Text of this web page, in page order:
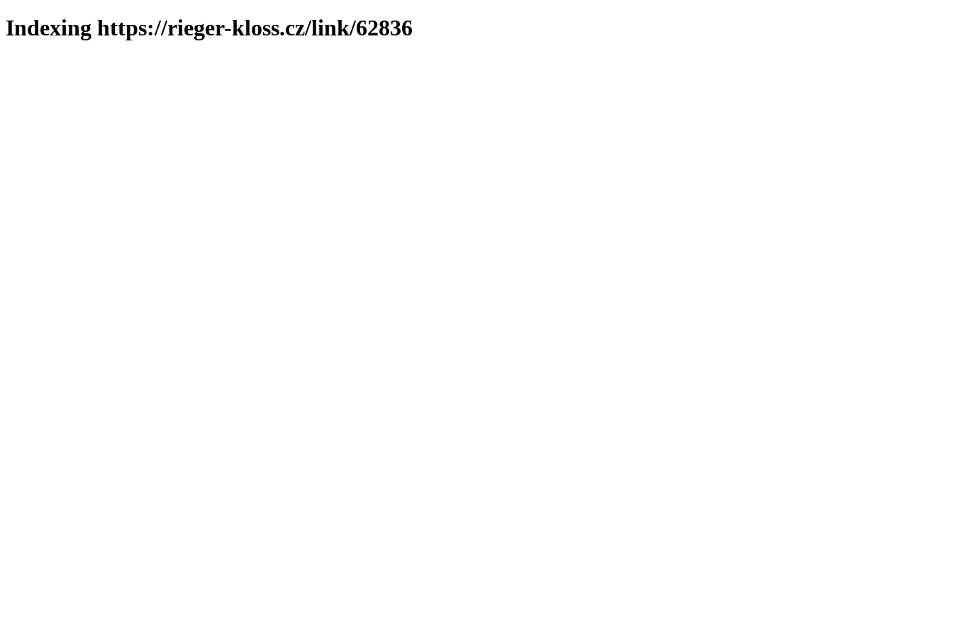
Indexing https://rieger-kloss.cz/link/62836